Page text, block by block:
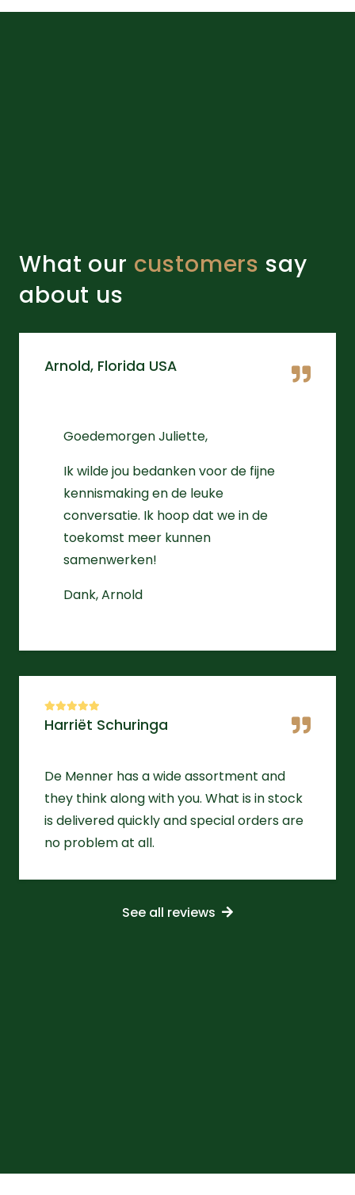
What our customers say
about us
Arnold, Florida USA
Goedemorgen Juliette,
Ik wilde jou bedanken voor de fijne
kennismaking en de leuke
conversatie. Ik hoop dat we in de
toekomst meer kunnen
samenwerken!
Dank, Arnold
Harriët Schuringa
De Menner has a wide assortment and
they think along with you. What is in stock
is delivered quickly and special orders are
no problem at all.
See all reviews